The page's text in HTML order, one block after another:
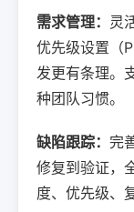
需求管理： 灵
优先级设置（
发更有条理。
种团队习惯。
缺陷跟踪： 完
修复到验证，
度、优先级、